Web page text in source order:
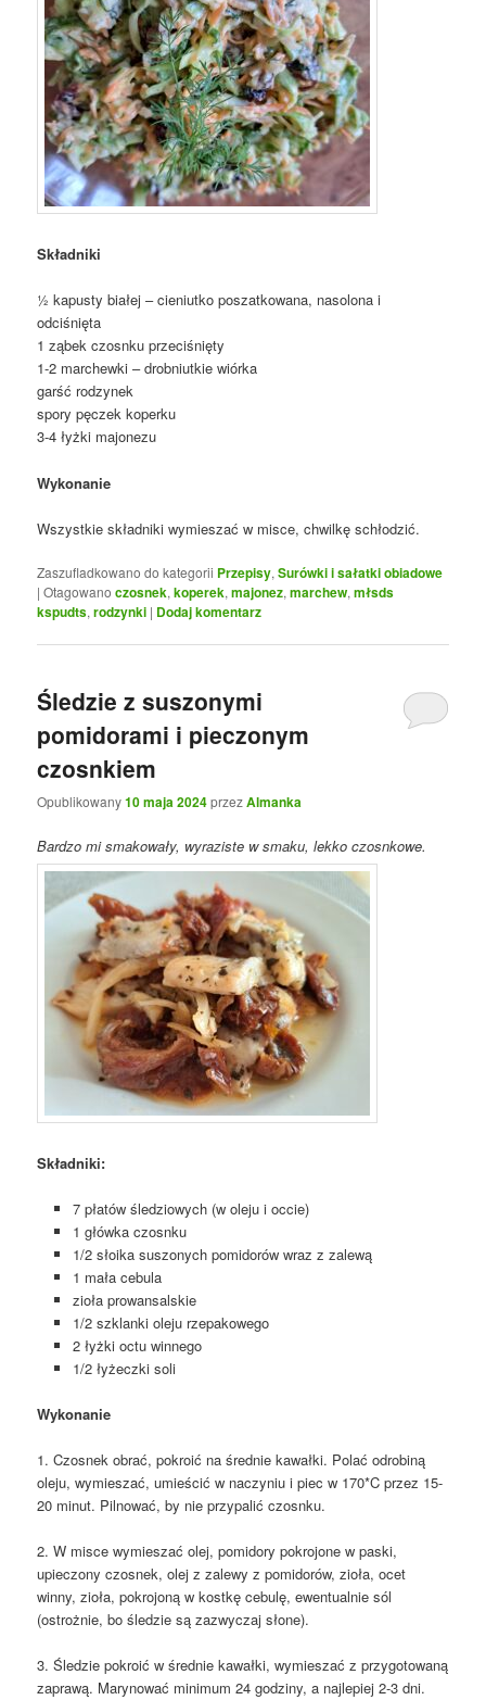
Składniki
½ kapusty białej – cieniutko poszatkowana, nasolona i
odciśnięta
1 ząbek czosnku przeciśnięty
1-2 marchewki – drobniutkie wiórka
garść rodzynek
spory pęczek koperku
3-4 łyżki majonezu
Wykonanie
Wszystkie składniki wymieszać w misce, chwilkę schłodzić.
Zaszufladkowano do kategorii Przepisy,Surówki i sałatki obiadowe
|Otagowano czosnek,koperek,majonez,marchew,młsds
kspudts,rodzynki | Dodaj komentarz
Śledzie z suszonymi
pomidorami i pieczonym
czosnkiem
Opublikowany10 maja 2024przezAlmanka
Bardzo mi smakowały, wyraziste w smaku, lekko czosnkowe.
Składniki:
7 płatów śledziowych (w oleju i occie)
1 główka czosnku
1/2 słoika suszonych pomidorów wraz z zalewą
1 mała cebula
zioła prowansalskie
1/2 szklanki oleju rzepakowego
2 łyżki octu winnego
1/2 łyżeczki soli
Wykonanie
1. Czosnek obrać, pokroić na średnie kawałki. Polać odrobiną
oleju, wymieszać, umieścić w naczyniu i piec w 170*C przez 15-
20 minut. Pilnować, by nie przypalić czosnku.
2. W misce wymieszać olej, pomidory pokrojone w paski,
upieczony czosnek, olej z zalewy z pomidorów, zioła, ocet
winny, zioła, pokrojoną w kostkę cebulę, ewentualnie sól
(ostrożnie, bo śledzie są zazwyczaj słone).
3. Śledzie pokroić w średnie kawałki, wymieszać z przygotowaną
zaprawą. Marynować minimum 24 godziny, a najlepiej 2-3 dni.